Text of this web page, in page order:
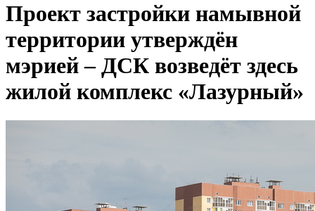
Проект застройки намывной
территории утверждён
мэрией – ДСК возведёт здесь
жилой комплекс «Лазурный»